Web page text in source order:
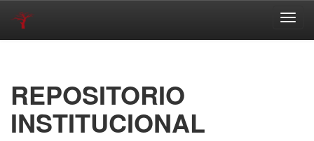
REPOSITORIO
INSTITUCIONAL